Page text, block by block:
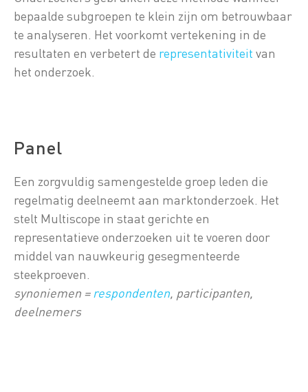
bepaalde subgroepen te klein zijn om betrouwbaar
te analyseren. Het voorkomt vertekening in de
resultaten en verbetert de representativiteit van
het onderzoek.
Panel
Een zorgvuldig samengestelde groep leden die
regelmatig deelneemt aan marktonderzoek. Het
stelt Multiscope in staat gerichte en
representatieve onderzoeken uit te voeren door
middel van nauwkeurig gesegmenteerde
steekproeven.
synoniemen = respondenten, participanten,
deelnemers